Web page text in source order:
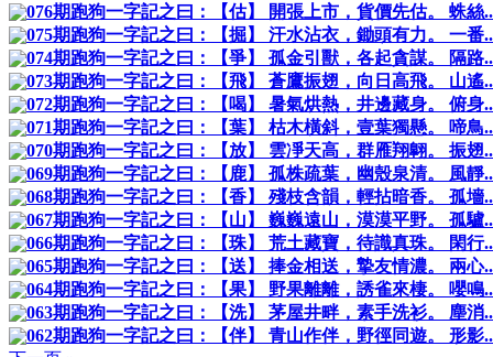
076期跑狗一字記之曰：【估】 開張上市，貨價先估。 蛛絲
075期跑狗一字記之曰：【掘】 汗水沾衣，鋤頭有力。 一番
074期跑狗一字記之曰：【爭】 孤金引獸，各起貪謀。 隔路
073期跑狗一字記之曰：【飛】 蒼鷹振翅，向日高飛。 山遙
072期跑狗一字記之曰：【喝】 暑氣烘熱，井邊藏身。 俯身
071期跑狗一字記之曰：【葉】 枯木橫斜，壹葉獨懸。 啼鳥
070期跑狗一字記之曰：【放】 雲凈天高，群雁翔翺。 振翅
069期跑狗一字記之曰：【鹿】 孤株疏葉，幽殼泉清。 風靜
068期跑狗一字記之曰：【香】 殘枝含韻，輕拈暗香。 孤墻
067期跑狗一字記之曰：【山】 巍巍遠山，漠漠平野。 孤驢
066期跑狗一字記之曰：【珠】 荒土藏寶，待識真珠。 閑行
065期跑狗一字記之曰：【送】 捧金相送，摯友情濃。 兩心
064期跑狗一字記之曰：【果】 野果離離，誘雀來棲。 嚶鳴
063期跑狗一字記之曰：【洗】 茅屋井畔，素手洗衫。 塵消
062期跑狗一字記之曰：【伴】 青山作伴，野徑同遊。 形影